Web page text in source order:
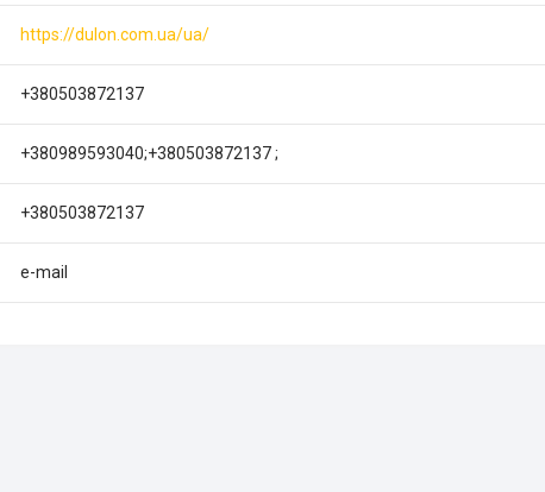
https://dulon.com.ua/ua/
+380503872137
+380989593040;+380503872137 ;
+380503872137
e-mail